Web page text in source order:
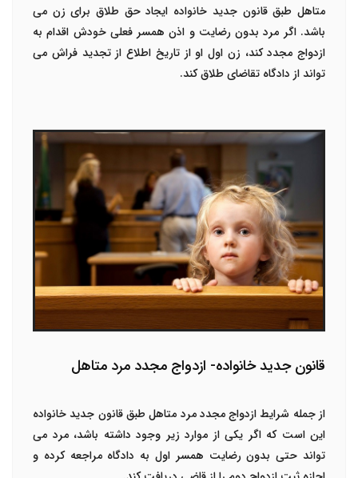
متاهل طبق قانون جدید خانواده ایجاد حق طلاق برای زن می
باشد. اگر مرد بدون رضایت و اذن همسر فعلی خودش اقدام به
ازدواج مجدد کند، زن اول او از تاریخ اطلاع از تجدید فراش می
تواند از دادگاه تقاضای طلاق کند.
قانون جدید خانواده- ازدواج مجدد مرد متاهل
از جمله شرایط ازدواج مجدد مرد متاهل طبق قانون جدید خانواده
این است که اگر یکی از موارد زیر وجود داشته باشد، مرد می
تواند حتی بدون رضایت همسر اول به دادگاه مراجعه کرده و